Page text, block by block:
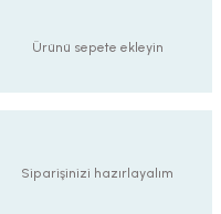
Ürünü sepete ekleyin
Siparişinizi hazırlayalım